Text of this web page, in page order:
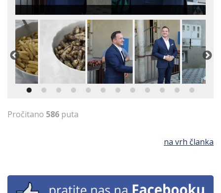
Pročitano 586 puta
na vrh članka